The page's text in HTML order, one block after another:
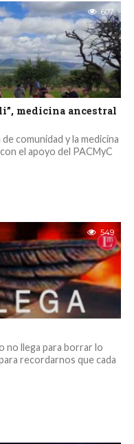
607
medicina ancestral
comunidad y la medicina
el apoyo del PACMyC
549
no llega para borrar lo
recordarnos que cada